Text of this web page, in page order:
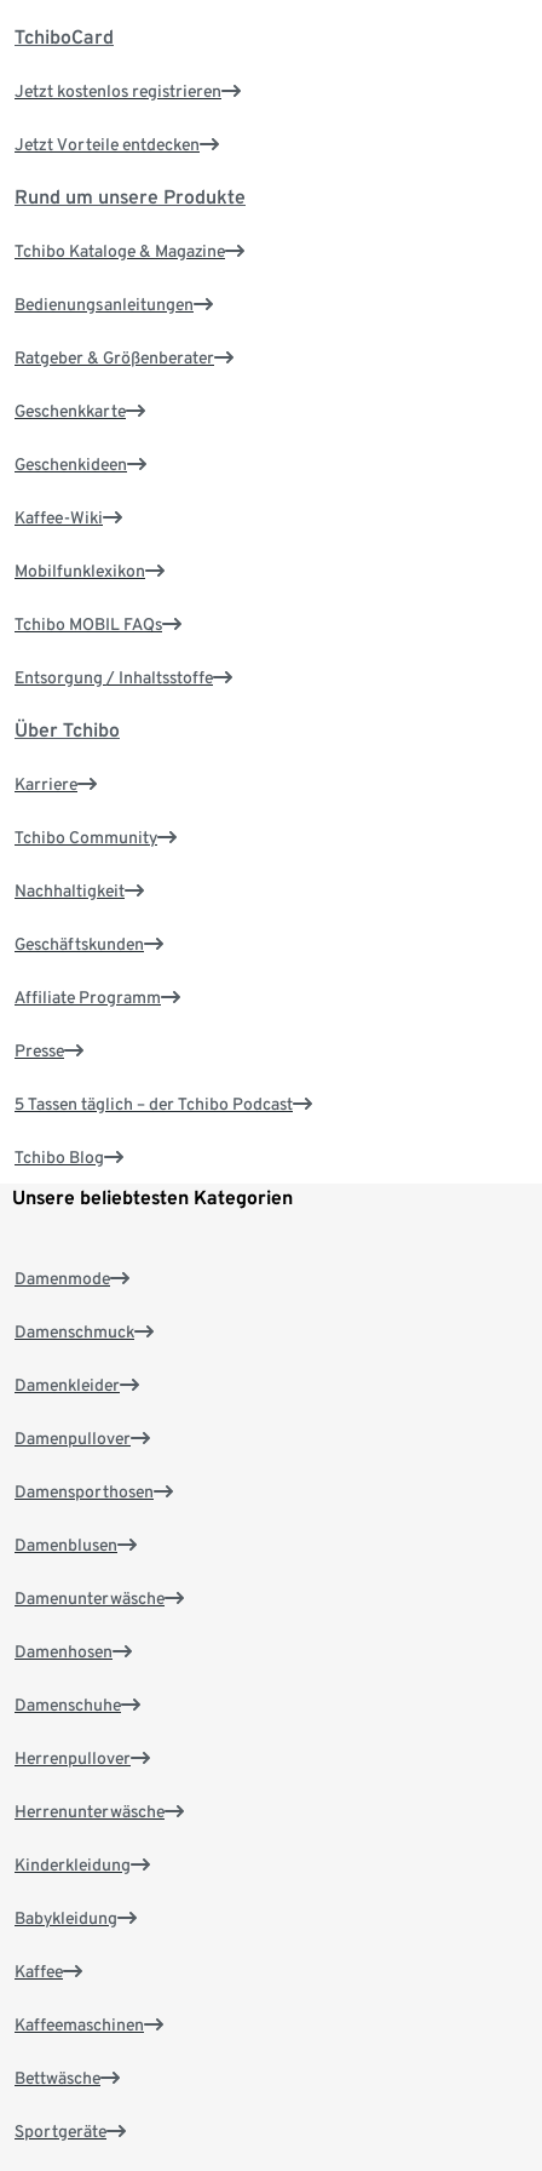
TchiboCard
Jetzt kostenlos registrieren
Jetzt Vorteile entdecken
Rund um unsere Produkte
Tchibo Kataloge & Magazine
Bedienungsanleitungen
Ratgeber & Größenberater
Geschenkkarte
Geschenkideen
Kaffee-Wiki
Mobilfunklexikon
Tchibo MOBIL FAQs
Entsorgung / Inhaltsstoffe
Über Tchibo
Karriere
Tchibo Community
Nachhaltigkeit
Geschäftskunden
Affiliate Programm
Presse
5 Tassen täglich – der Tchibo Podcast
Tchibo Blog
Unsere beliebtesten Kategorien
Damenmode
Damenschmuck
Damenkleider
Damenpullover
Damensporthosen
Damenblusen
Damenunterwäsche
Damenhosen
Damenschuhe
Herrenpullover
Herrenunterwäsche
Kinderkleidung
Babykleidung
Kaffee
Kaffeemaschinen
Bettwäsche
Sportgeräte